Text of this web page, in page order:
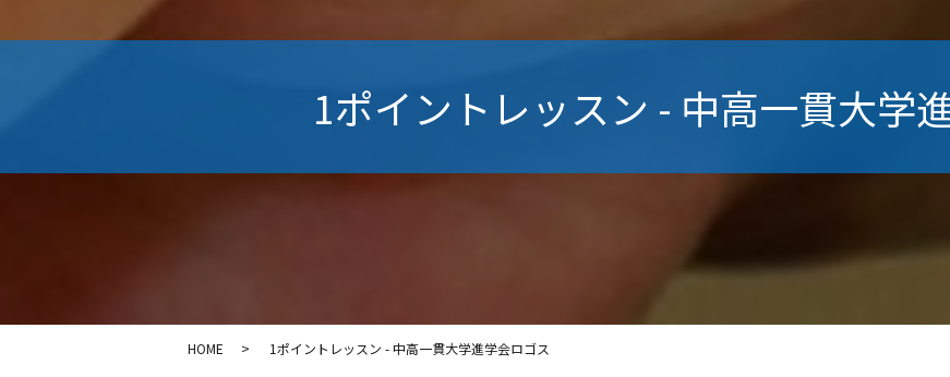
1ポイントレッスン - 中高一貫大学
HOME 1ポイントレッスン - 中高一貫大学進学会ロゴス